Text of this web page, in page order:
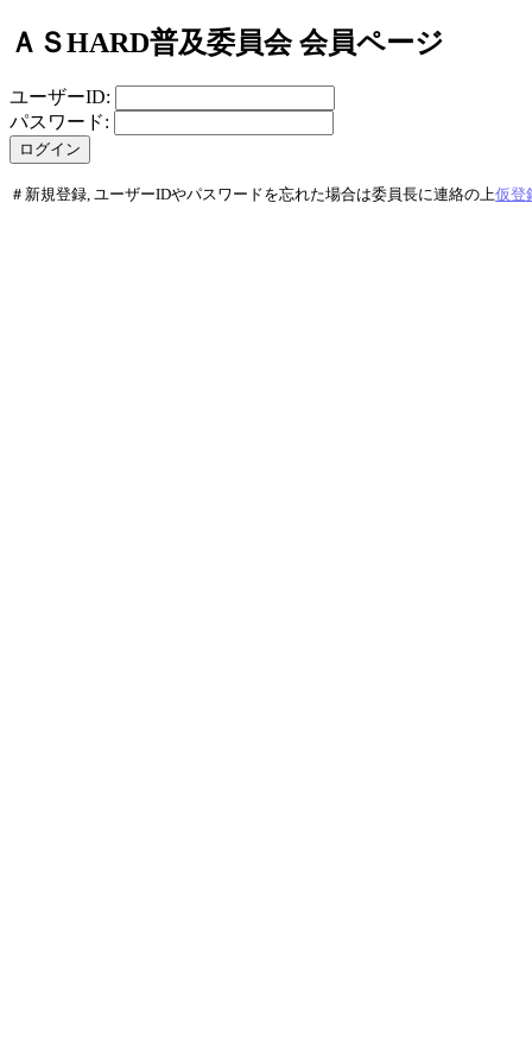
ＡＳHARD普及委員会 会員ページ
ユーザーID:
パスワード:
＃新規登録, ユーザーIDやパスワードを忘れた場合は委員長に連絡の上仮登